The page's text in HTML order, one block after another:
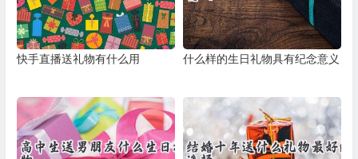
快手直播送礼物有什么用 什么样的生日礼物具有纪念意义